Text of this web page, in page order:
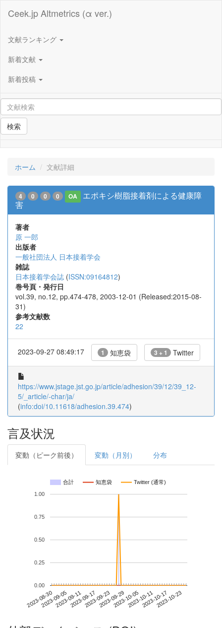
Ceek.jp Altmetrics (α ver.)
文献ランキング
新着文献
新着投稿
検索
ホーム 文献詳細
4 0 0 0 OA
エポキシ樹脂接着剤による健康障
害
著者
原 一郎
出版者
一般社団法人 日本接着学会
雑誌
日本接着学会誌 (ISSN:09164812)
巻号頁・発行日
vol.39, no.12, pp.474-478, 2003-12-01 (Released:2015-08-
31)
参考文献数
22
2023-09-27 08:49:17 1 知恵袋 3 + 1 Twitter
https://www.jstage.jst.go.jp/article/adhesion/39/12/39_12-
5/_article/-char/ja/
(info:doi/10.11618/adhesion.39.474)
言及状況
変動（ピーク前後） 変動（月別） 分布
合計 知恵袋 Twitter (通常)
2023-08-302023-09-052023-09-112023-09-172023-09-232023-09-292023-10-052023-10-112023-10-172023-10-23
0.00
0.25
0.50
0.75
1.00